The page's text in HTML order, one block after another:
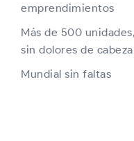
emprendimientos
Más de 500
sin dolores de
Mundial sin faltas